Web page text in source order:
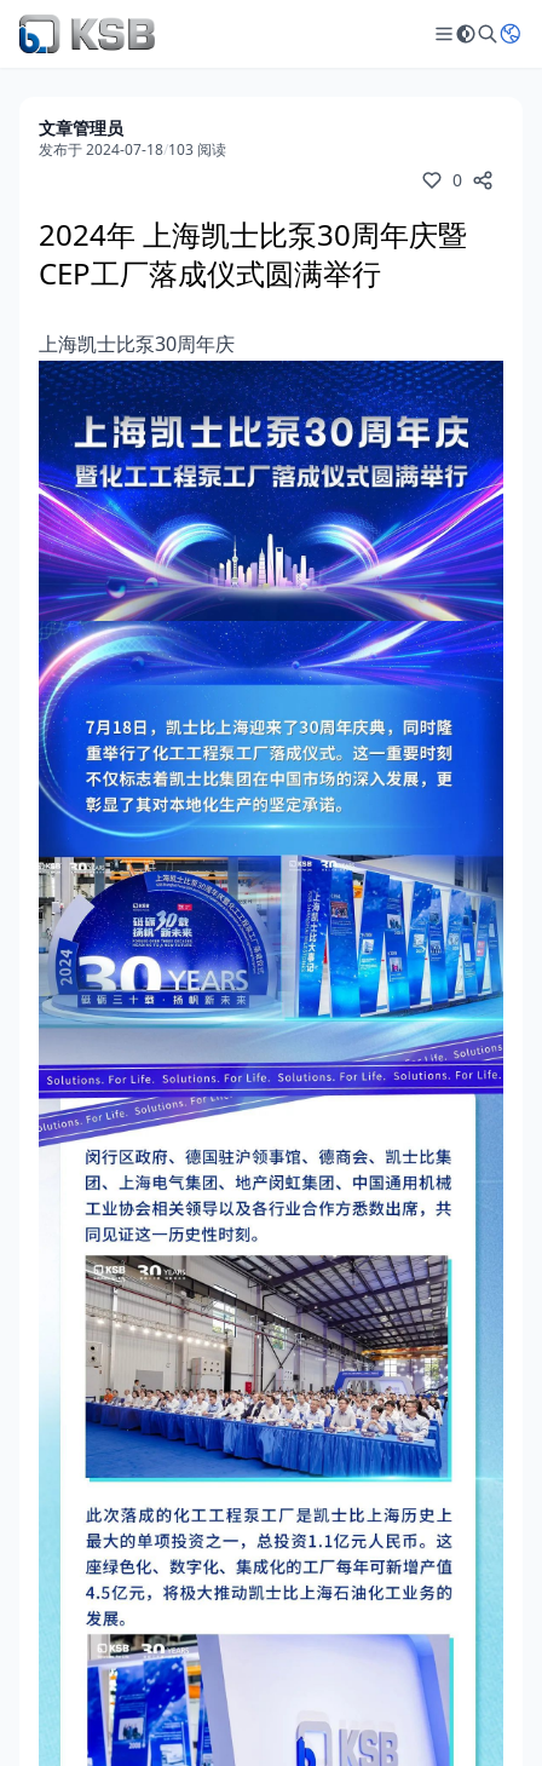
文章管理员
发布于 2024-07-18/103 阅读
0
2024年 上海凯士比泵30周年庆暨
CEP工厂落成仪式圆满举行
上海凯士比泵30周年庆